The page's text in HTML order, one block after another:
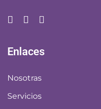
Enlaces
Nosotras
Servicios